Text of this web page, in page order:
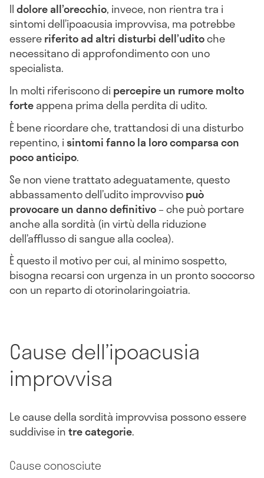
Ildolore all’orecchio, invece, non rientra tra i
sintomi dell’ipoacusia improvvisa, ma potrebbe
essereriferito ad altri disturbi dell’uditoche
necessitano di approfondimento con uno
specialista.
In molti riferiscono di percepire un rumore molto
forteappena prima della perdita di udito.
È bene ricordare che, trattandosi di una disturbo
repentino, isintomi fanno la loro comparsa con
poco anticipo.
Se non viene trattato adeguatamente, questo
abbassamento dell’udito improvvisopuò
provocare un danno definitivo– che può portare
anche alla sordità (in virtù della riduzione
dell’afflusso di sangue alla coclea).
È questo il motivo per cui, al minimo sospetto,
bisogna recarsi con urgenza in un pronto soccorso
con un reparto di otorinolaringoiatria.
Cause dell’ipoacusia
improvvisa
Le cause della sordità improvvisa possono essere
suddivise intre categorie.
Cause conosciute